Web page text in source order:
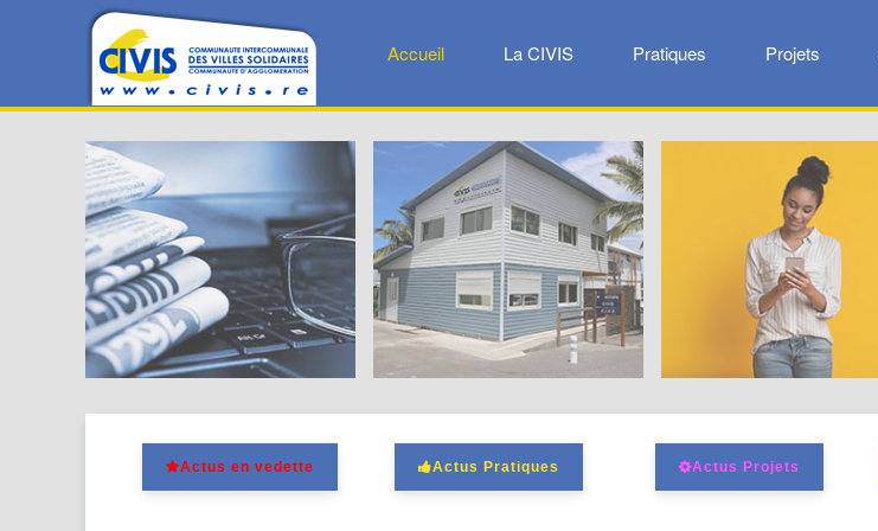
Accueil La CIVIS Pratiques Projets
Actus en vedette La CIVIS Pratiques
Actus en vedette Actus Pratiques Actus Projets